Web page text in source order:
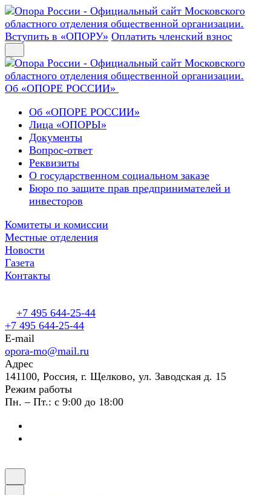
Вступить в «ОПОРУ» Оплатить членский взнос
Об «ОПОРЕ РОССИИ»
Об «ОПОРЕ РОССИИ»
Лица «ОПОРЫ»
Документы
Вопрос-ответ
Реквизиты
О государственном социальном заказе
Бюро по защите прав предпринимателей и
инвесторов
Комитеты и комиссии
Местные отделения
Новости
Газета
Контакты
+7 495 644-25-44
+7 495 644-25-44
E-mail
opora-mo@mail.ru
Адрес
141100, Россия, г. Щелково, ул. Заводская д. 15
Режим работы
Пн. – Пт.: с 9:00 до 18:00